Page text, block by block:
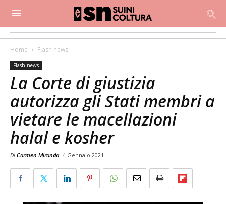
Home Flash news
Flash news
La Corte di giustizia
autorizza gli Stati membri a
vietare le macellazioni
halal e kosher
Di Carmen Miranda 4 Gennaio 2021